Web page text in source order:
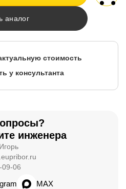
аналог
стоимость
у консультанта
инженера
09-06
MAX